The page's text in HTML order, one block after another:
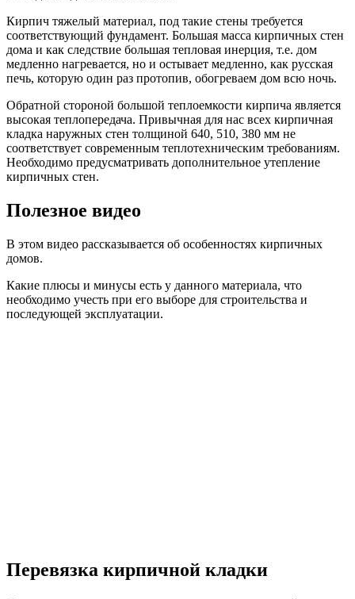
Кирпич тяжелый материал, под такие стены требуется
соответствующий фундамент. Большая масса кирпичных стен
дома и как следствие большая тепловая инерция, т.е. дом
медленно нагревается, но и остывает медленно, как русская
печь, которую один раз протопив, обогреваем дом всю ночь.
Обратной стороной большой теплоемкости кирпича является
высокая теплопередача. Привычная для нас всех кирпичная
кладка наружных стен толщиной 640, 510, 380 мм не
соответствует современным теплотехническим требованиям.
Необходимо предусматривать дополнительное утепление
кирпичных стен.
Полезное видео
В этом видео рассказывается об особенностях кирпичных
домов.
Какие плюсы и минусы есть у данного материала, что
необходимо учесть при его выборе для строительства и
последующей эксплуатации.
Перевязка кирпичной кладки